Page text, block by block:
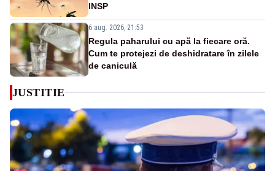
INSP
6 aug. 2026, 21:53
Regula paharului cu apă la fiecare oră.
Cum te protejezi de deshidratare în zilele
de caniculă
JUSTITIE